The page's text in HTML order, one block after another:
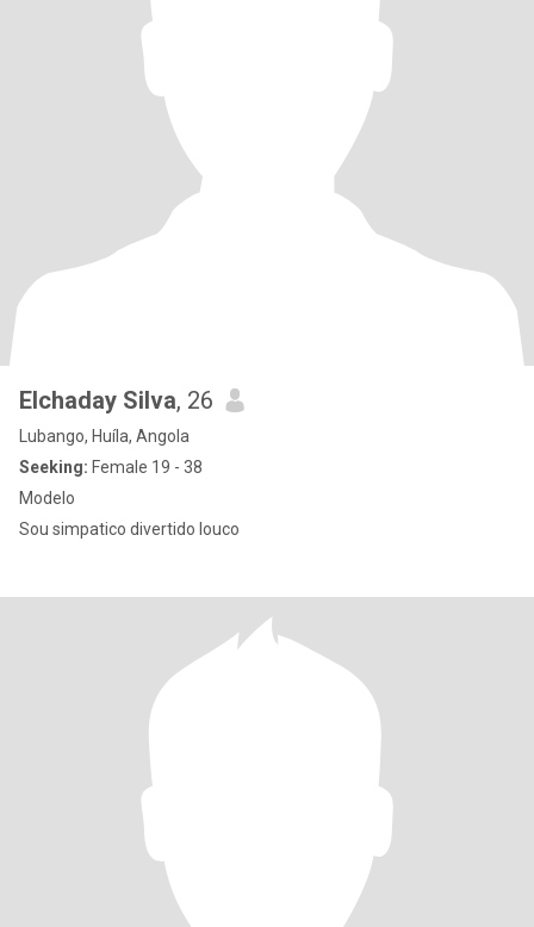
Elchaday Silva, 26
Lubango, Huíla, Angola
Seeking: Female 19 - 38
Modelo
Sou simpatico divertido louco